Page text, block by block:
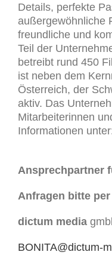
Details, perfekte
außergewöhnliche
freundliche und
Teil der
betreibt rund 450
ist neben dem
Österreich, der
aktiv. Das
Mitarbeiterinnen
Informationen
Ansprechpartner
Anfragen bitte
dictum media
BONITA@dictum-